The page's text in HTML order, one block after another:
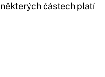
některých částech platí